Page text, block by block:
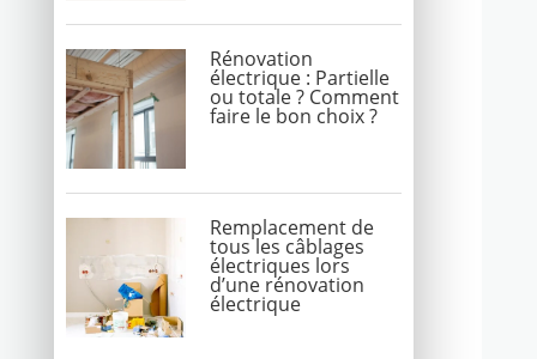
Rénovation
électrique : Partielle
ou totale ? Comment
faire le bon choix ?
Remplacement de
tous les câblages
électriques lors
d’une rénovation
électrique